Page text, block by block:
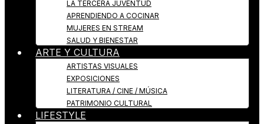
LA TERCERA JUVENTUD
APRENDIENDO A COCINAR
MUJERES EN STREAM
SALUD Y BIENESTAR
ARTE Y CULTURA
ARTISTAS VISUALES
EXPOSICIONES
LITERATURA / CINE / MÚSICA
PATRIMONIO CULTURAL
LIFESTYLE